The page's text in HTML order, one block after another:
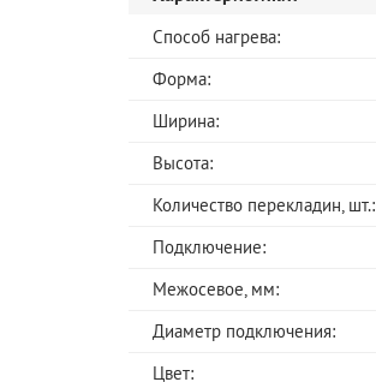
Способ нагрева:
Форма:
Ширина:
Высота:
Количество перекладин, шт.:
Подключение:
Межосевое, мм:
Диаметр подключения:
Цвет: